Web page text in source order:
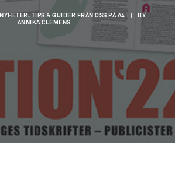
NYHETER, TIPS & GUIDER FRÅN OSS PÅ A4
BY
ANNIKA CLEMENS